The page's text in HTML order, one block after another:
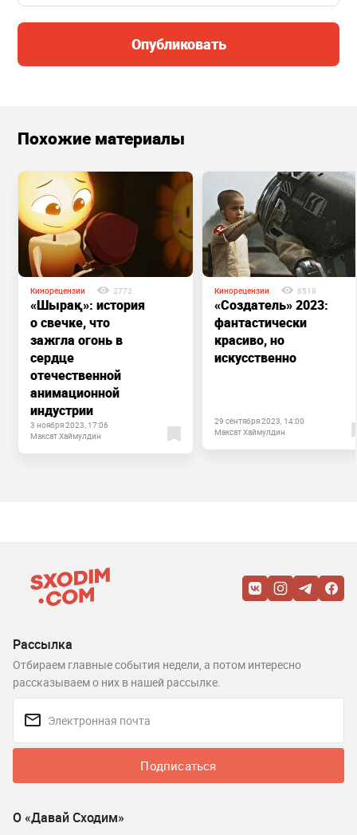
Опубликовать
Похожие материалы
Кинорецензии 2772
«Шырақ»: история
о свечке, что
зажгла огонь в
сердце
отечественной
анимационной
индустрии
3 ноября 2023, 17:06
Максат Хаймулдин
Кинорецензии 8518
«Создатель» 2023:
фантастически
красиво, но
искусственно
29 сентября 2023, 14:00
Максат Хаймулдин
Рассылка
Отбираем главные события недели, а потом интересно
рассказываем о них в нашей рассылке.
Подписаться
О «Давай Сходим»